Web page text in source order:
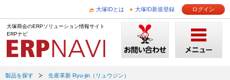
大塚IDとは 大塚ID新規登録 ログイン
大塚商会のERPソリューション情報サイト
ERPナビ
製品を探す 生産革新 Ryu-jin（リュウジン）